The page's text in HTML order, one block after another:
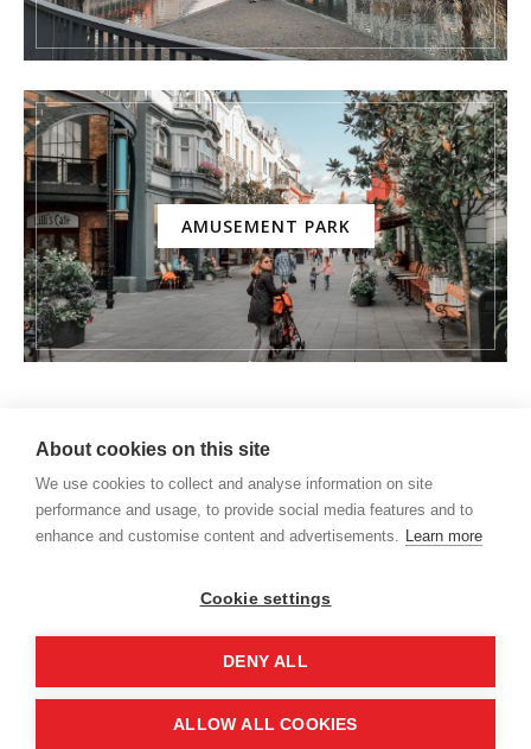
AMUSEMENT PARK
Q&A PARCERIAS CONTATO
About cookies on this site
We use cookies to collect and analyse information on site
performance and usage, to provide social media features and to
enhance and customise content and advertisements. Learn more
Cookie settings
DENY ALL
ALLOW ALL COOKIES